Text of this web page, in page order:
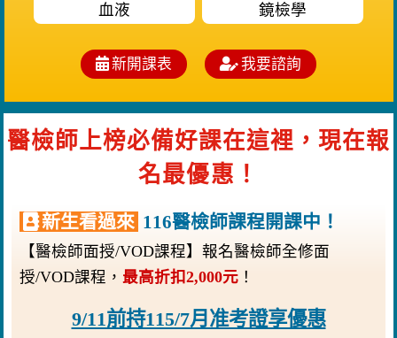
血液
鏡檢學
新開課表 我要諮詢
醫檢師上榜必備好課在這裡，現在報
名最優惠！
新生看過來 116醫檢師課程開課中！
【醫檢師面授/VOD課程】報名醫檢師全修面
授/VOD課程， 最高折扣2,000元 ！
9/11前持115/7月准考證享優惠